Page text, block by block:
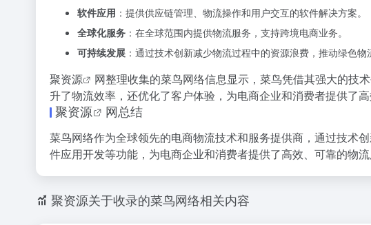
软件应用 ：提供供应链管理、物流操作和用户交互的软件解决方案。
全球化服务 ：在全球范围内提供物流服务，支持跨境电商业务。
可持续发展 ：通过技术创新减少物流过程中的资源浪费，推动绿色物
聚资源
网整理收集的菜鸟网络信息显示，菜鸟凭借其强大的技
升了物流效率，还优化了客户体验，为电商企业和消费者提供了高
聚资源 网总结
菜鸟网络作为全球领先的电商物流技术和服务提供商，通过技术
件应用开发等功能，为电商企业和消费者提供了高效、可靠的物
聚资源关于收录的菜鸟网络相关内容